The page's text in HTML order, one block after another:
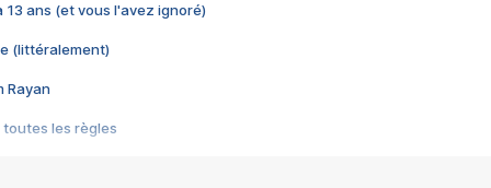
13 ans (et vous l'avez ignoré)
(littéralement)
Rayan
toutes les règles